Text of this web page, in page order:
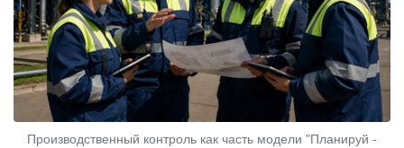
Производственный контроль как часть модели "Планируй -